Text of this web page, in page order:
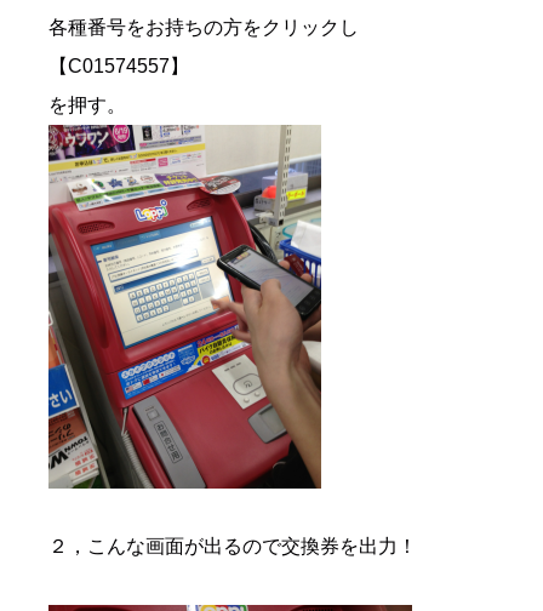
各種番号をお持ちの方をクリックし
【C01574557】
を押す。
２，こんな画面が出るので交換券を出力！